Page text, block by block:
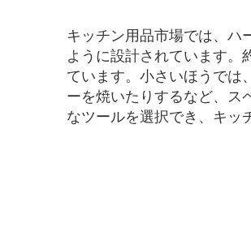
キッチン用品市場では、ハ
ように設計されています。
ています。小さいほうでは
ーを焼いたりするなど、ス
なツールを選択でき、キッ